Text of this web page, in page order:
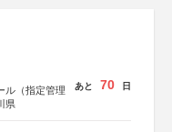
ル（指定管理
県
あと 70 日